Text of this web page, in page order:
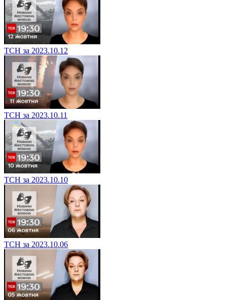
ТСН за 2023.10.12
ТСН за 2023.10.11
ТСН за 2023.10.10
ТСН за 2023.10.06